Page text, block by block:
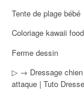
Tente de plage bébé
Coloriage kawaii food
Ferme dessin
▷ → Dressage chien
attaque | Tuto